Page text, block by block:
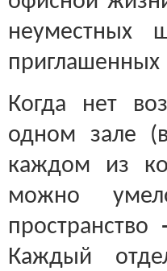
неуместных
приглашенных
Когда нет
одном зале
каждом из
можно
пространство
Каждый